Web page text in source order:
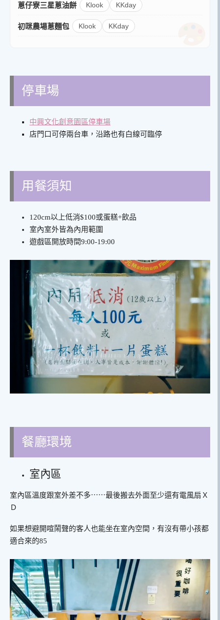
蔥仔寮三星蔥油餅 Klook KKday
初咪農場蔥麵包 Klook KKday
停車場
中興文化創意園區停車場
店門口可停兩台車，沿路也有白線可臨停
用餐須知
120cm以上低消$100或蛋糕+飲品
室內室外皆為內用範圍
遊戲區開放時間9:00-19:00
餐廳環境
室內區
室內區溫度跟室外差不多⋯⋯最後搬去外面至少還有電風扇Ｘ
Ｄ
如果想避開喧鬧聲的客人也能坐在室內空間，有沒有帶小孩都
適合來的85